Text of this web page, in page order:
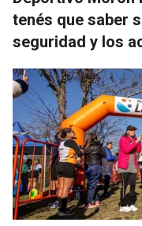
tenés que saber
seguridad y los